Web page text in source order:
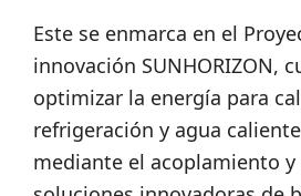
Este se enmarca en el
innovación SUNHORIZON,
optimizar la energía para
refrigeración y agua
mediante el acoplamiento